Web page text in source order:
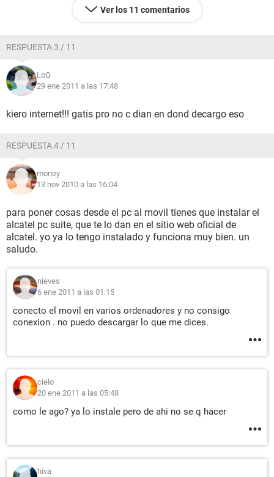
Ver los 11 comentarios
RESPUESTA 3 / 11
LoQ
29 ene 2011 a las 17:48
kiero internet!!! gatis pro no c dian en dond decargo eso
RESPUESTA 4 / 11
money
13 nov 2010 a las 16:04
para poner cosas desde el pc al movil tienes que instalar el
alcatel pc suite, que te lo dan en el sitio web oficial de
alcatel. yo ya lo tengo instalado y funciona muy bien. un
saludo.
nieves
6 ene 2011 a las 01:15
conecto el movil en varios ordenadores y no consigo
conexion . no puedo descargar lo que me dices.
cielo
20 ene 2011 a las 05:48
como le ago? ya lo instale pero de ahi no se q hacer
hiva